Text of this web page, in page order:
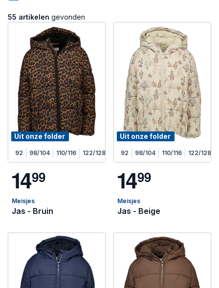
55 artikelen gevonden
Uit onze folder
92 98/104 110/116 122/128
1499
Meisjes
Jas - Bruin
Uit onze folder
92 98/104 110/116 122/128
1499
Meisjes
Jas - Beige